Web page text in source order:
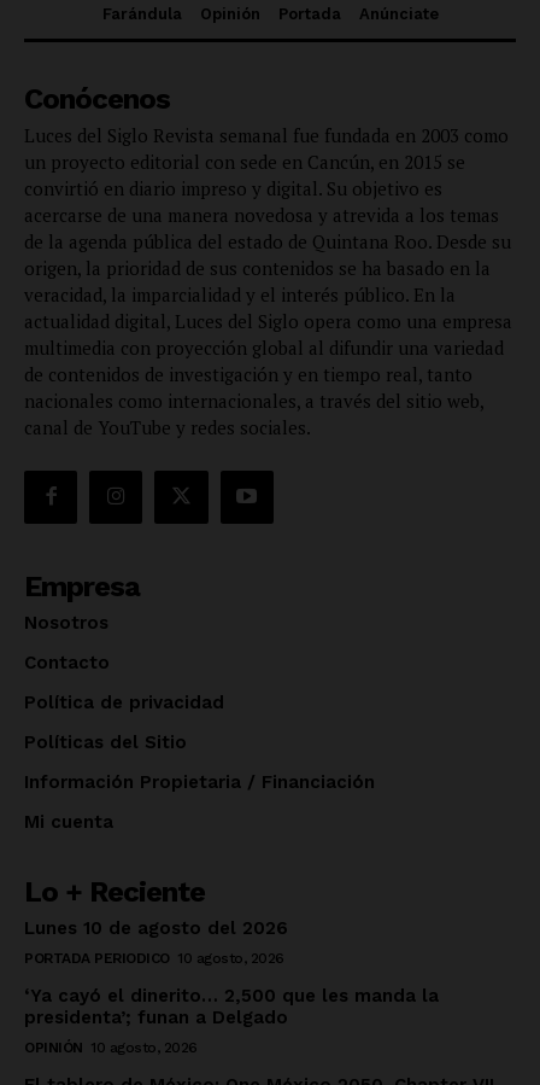
Farándula
Opinión Portada Anúnciate
Conócenos
Luces del Siglo Revista semanal fue fundada en 2003 como
un proyecto editorial con sede en Cancún, en 2015 se
convirtió en diario impreso y digital. Su objetivo es
acercarse de una manera novedosa y atrevida a los temas
de la agenda pública del estado de Quintana Roo. Desde su
origen, la prioridad de sus contenidos se ha basado en la
veracidad, la imparcialidad y el interés público. En la
actualidad digital, Luces del Siglo opera como una empresa
multimedia con proyección global al difundir una variedad
de contenidos de investigación y en tiempo real, tanto
nacionales como internacionales, a través del sitio web,
canal de YouTube y redes sociales.
Empresa
Nosotros
Contacto
Política de privacidad
Políticas del Sitio
Información Propietaria / Financiación
Mi cuenta
Lo + Reciente
Lunes 10 de agosto del 2026
PORTADA PERIODICO 10 agosto, 2026
‘Ya cayó el dinerito… 2,500 que les manda la
presidenta’; funan a Delgado
OPINIÓN 10 agosto, 2026